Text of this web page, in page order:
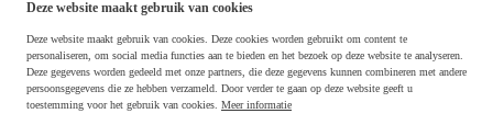
Deze website maakt gebruik van cookies
Deze website maakt gebruik van cookies. Deze cookies worden gebruikt om content te
personaliseren, om social media functies aan te bieden en het bezoek op deze website te analyseren.
Deze gegevens worden gedeeld met onze partners, die deze gegevens kunnen combineren met andere
persoonsgegevens die ze hebben verzameld. Door verder te gaan op deze website geeft u
toestemming voor het gebruik van cookies. Meer informatie